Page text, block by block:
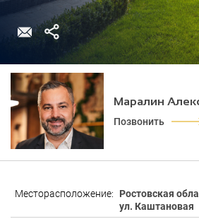
Маралин
Позвонить
Месторасположение:
Ростовская
ул. Каштановая